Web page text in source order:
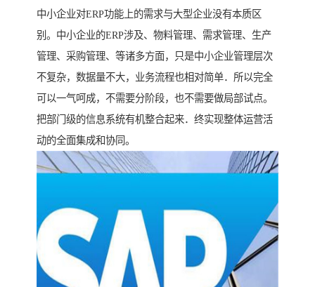
中小企业对ERP功能上的需求与大型企业没有本质区
别。中小企业的ERP涉及、物料管理、需求管理、生产
管理、采购管理、等诸多方面，只是中小企业管理层次
不复杂，数据量不大，业务流程也相对简单．所以完全
可以一气呵成，不需要分阶段，也不需要做局部试点。
把部门级的信息系统有机整合起来．终实现整体运营活
动的全面集成和协同。